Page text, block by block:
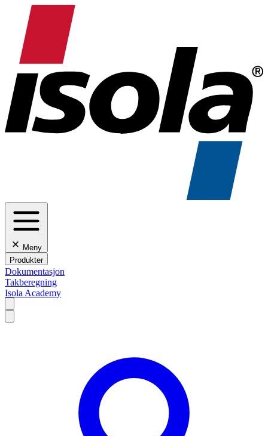
Meny
Produkter
Dokumentasjon
Takberegning
Isola Academy